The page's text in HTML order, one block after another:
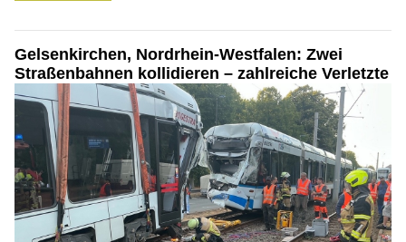
Gelsenkirchen, Nordrhein-Westfalen: Zwei
Straßenbahnen kollidieren – zahlreiche Verletzte